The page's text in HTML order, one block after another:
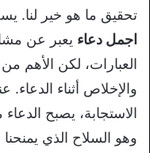
تحقيق ما هو خير لنا.
اجمل دعاء يعبر عن
العبارات، لكن الأهم
والإخلاص أثناء الدعاء.
الاستجابة، يصبح
وهو السلاح الذي